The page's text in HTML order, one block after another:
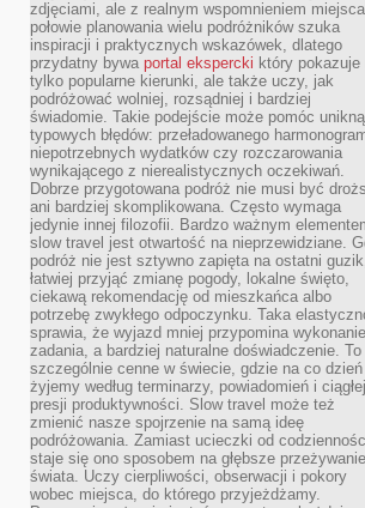
zdjęciami, ale z realnym wspomnieniem
połowie planowania wielu podróżników szuka
inspiracji i praktycznych wskazówek, dlatego
przydatny bywa portal ekspercki który pokazuje
tylko popularne kierunki, ale także uczy, jak
podróżować wolniej, rozsądniej i bardziej
świadomie. Takie podejście może pomóc
typowych błędów: przeładowanego
niepotrzebnych wydatków czy rozczarowania
wynikającego z nierealistycznych oczekiwań.
Dobrze przygotowana podróż nie musi być
ani bardziej skomplikowana. Często wymaga
jedynie innej filozofii. Bardzo ważnym
slow travel jest otwartość na nieprzewidziane.
podróż nie jest sztywno zapięta na ostatni
łatwiej przyjąć zmianę pogody, lokalne święto,
ciekawą rekomendację od mieszkańca albo
potrzebę zwykłego odpoczynku. Taka
sprawia, że wyjazd mniej przypomina wykonanie
zadania, a bardziej naturalne doświadczenie. To
szczególnie cenne w świecie, gdzie na co dzień
żyjemy według terminarzy, powiadomień i ciągłej
presji produktywności. Slow travel może też
zmienić nasze spojrzenie na samą ideę
podróżowania. Zamiast ucieczki od
staje się ono sposobem na głębsze przeżywanie
świata. Uczy cierpliwości, obserwacji i pokory
wobec miejsca, do którego przyjeżdżamy.